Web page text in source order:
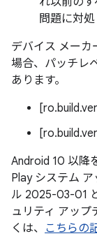
問題に対処
デバイス メーカ
場合、パッチレ
あります。
Android 10 以降
Play システム
ル 2025-03-01
ュリティ アップ
くは、 こちらの